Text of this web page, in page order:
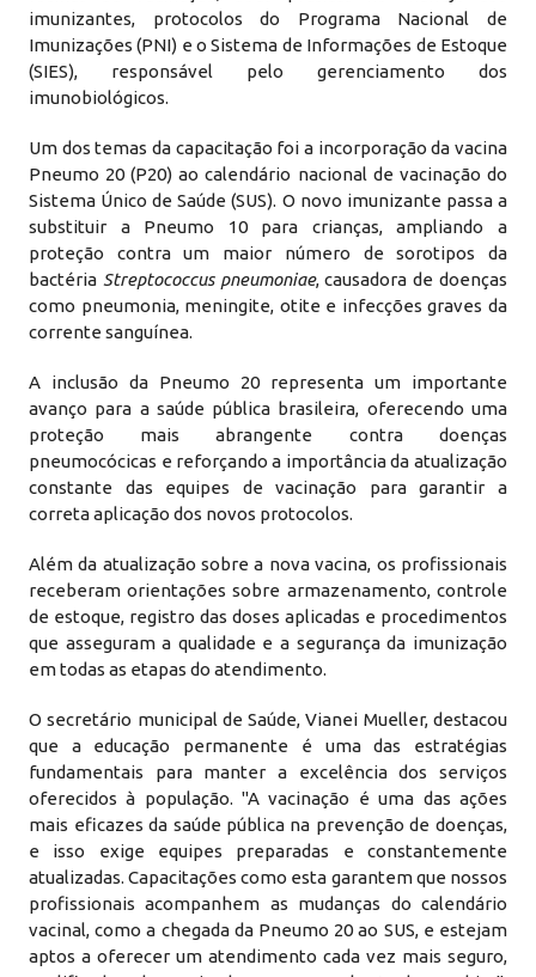
imunizantes, protocolos do Programa Nacional de
Imunizações (PNI) e o Sistema de Informações de Estoque
(SIES), responsável pelo gerenciamento dos
imunobiológicos.
Um dos temas da capacitação foi a incorporação da vacina
Pneumo 20 (P20) ao calendário nacional de vacinação do
Sistema Único de Saúde (SUS). O novo imunizante passa a
substituir a Pneumo 10 para crianças, ampliando a
proteção contra um maior número de sorotipos da
bactéria Streptococcus pneumoniae, causadora de doenças
como pneumonia, meningite, otite e infecções graves da
corrente sanguínea.
A inclusão da Pneumo 20 representa um importante
avanço para a saúde pública brasileira, oferecendo uma
proteção mais abrangente contra doenças
pneumocócicas e reforçando a importância da atualização
constante das equipes de vacinação para garantir a
correta aplicação dos novos protocolos.
Além da atualização sobre a nova vacina, os profissionais
receberam orientações sobre armazenamento, controle
de estoque, registro das doses aplicadas e procedimentos
que asseguram a qualidade e a segurança da imunização
em todas as etapas do atendimento.
O secretário municipal de Saúde, Vianei Mueller, destacou
que a educação permanente é uma das estratégias
fundamentais para manter a excelência dos serviços
oferecidos à população. "A vacinação é uma das ações
mais eficazes da saúde pública na prevenção de doenças,
e isso exige equipes preparadas e constantemente
atualizadas. Capacitações como esta garantem que nossos
profissionais acompanhem as mudanças do calendário
vacinal, como a chegada da Pneumo 20 ao SUS, e estejam
aptos a oferecer um atendimento cada vez mais seguro,